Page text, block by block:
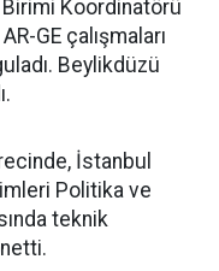
Koordinatörü
GE çalışmaları
Beylikdüzü
İstanbul
Politika ve
teknik